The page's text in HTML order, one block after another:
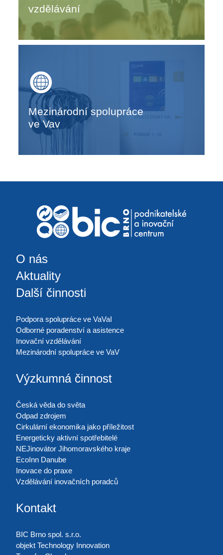
vzdělávání
Mezinárodní spolupráce
ve Vav
O nás
Aktuality
Další činnosti
Podpora spolupráce ve VaVaI
Odborné poradenství a asistence
Inovační vzdělávání
Mezinárodní spolupráce ve VaV
Výzkumná činnost
Česká věda do světa
Odpad zdrojem
Cirkulární ekonomika jako příležitost
Energeticky aktivní spotřebitelé
NEJinovátor Jihomoravského kraje
EcoInn Danube
Inovace do praxe
Vzdělávání inovačních poradců
Kontakt
BIC Brno spol. s.r.o.
objekt Technology Innovation